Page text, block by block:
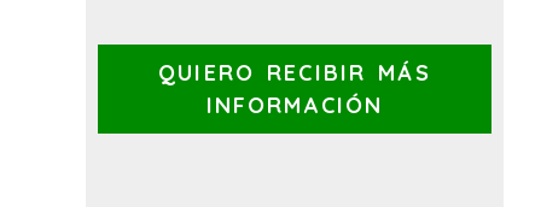
QUIERO RECIBIR MÁS
INFORMACIÓN